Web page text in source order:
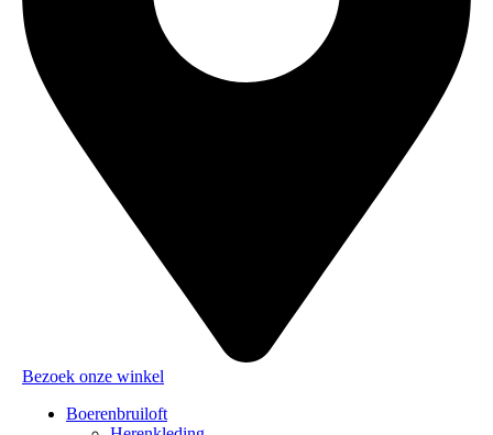
Bezoek onze winkel
Boerenbruiloft